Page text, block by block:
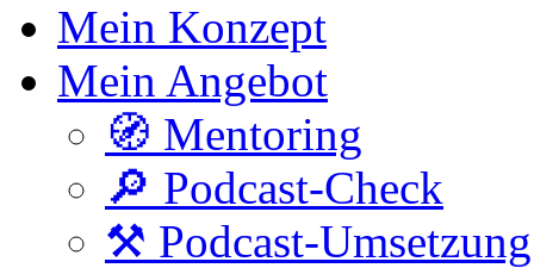
Mein Konzept
Mein Angebot
🧭 Mentoring
🔎 Podcast-Check
⚒️ Podcast-Umsetzung